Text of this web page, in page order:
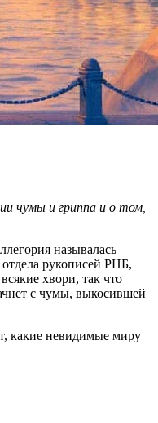
чумы и гриппа и о том,
называлась
рукописей РНБ,
хвори, так что
с чумы, выкосившей
какие невидимые миру